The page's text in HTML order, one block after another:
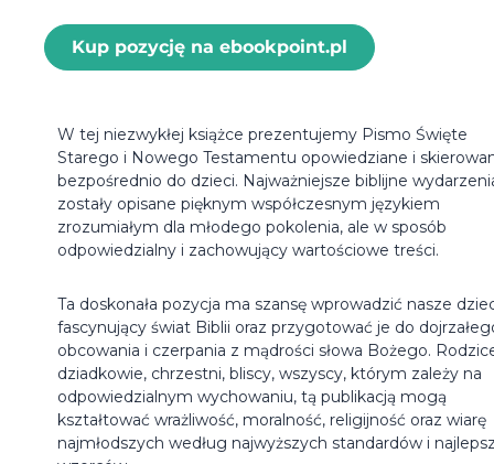
Kup pozycję na ebookpoint.pl
W tej niezwykłej książce prezentujemy Pismo Święte
Starego i Nowego Testamentu opowiedziane i
bezpośrednio do dzieci. Najważniejsze biblijne
zostały opisane pięknym współczesnym językiem
zrozumiałym dla młodego pokolenia, ale w sposób
odpowiedzialny i zachowujący wartościowe treści.
Ta doskonała pozycja ma szansę wprowadzić nasze
fascynujący świat Biblii oraz przygotować je do
obcowania i czerpania z mądrości słowa Bożego.
dziadkowie, chrzestni, bliscy, wszyscy, którym zależy na
odpowiedzialnym wychowaniu, tą publikacją mogą
kształtować wrażliwość, moralność, religijność oraz wiarę
najmłodszych według najwyższych standardów i